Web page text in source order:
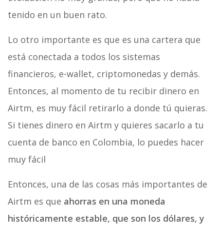
tenido en un buen rato.
Lo otro importante es que es una cartera que
está conectada a todos los sistemas
financieros, e-wallet, criptomonedas y demás.
Entonces, al momento de tu recibir dinero en
Airtm, es muy fácil retirarlo a donde tú quieras.
Si tienes dinero en Airtm y quieres sacarlo a tu
cuenta de banco en Colombia, lo puedes hacer
muy fácil
Entonces, una de las cosas más importantes de
Airtm es que ahorras en una moneda
históricamente estable, que son los dólares, y